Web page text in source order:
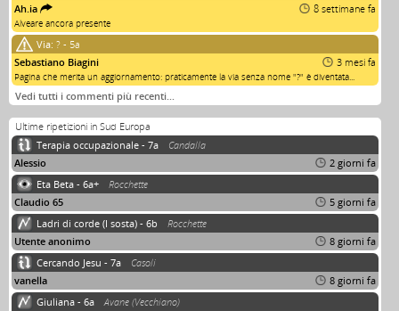
Ah.ia
8 settimane fa
Alveare ancora presente
Via: ? - 5a
Sebastiano Biagini
3 mesi fa
Pagina che merita un aggiornamento: praticamente la via senza nome "?" è diventata...
Vedi tutti i commenti più recenti…
Ultime ripetizioni in Sud Europa
Terapia occupazionale - 7a
Candalla
Alessio
2 giorni fa
Eta Beta - 6a+
Rocchette
Claudio 65
5 giorni fa
Ladri di corde (I sosta) - 6b
Rocchette
Utente anonimo
8 giorni fa
Cercando Jesu - 7a
Casoli
vanella
8 giorni fa
Giuliana - 6a
Avane (Vecchiano)